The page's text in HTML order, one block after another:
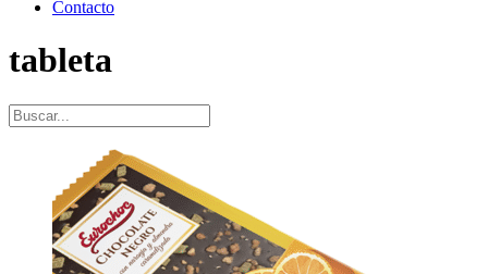
Contacto
tableta